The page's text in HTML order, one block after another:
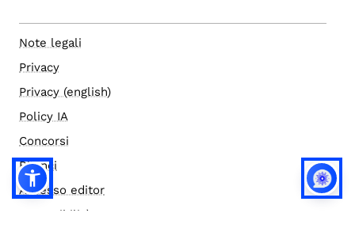
Note legali
Privacy
Privacy (english)
Policy IA
Concorsi
Bilanci
Accesso editor
Accessibilità